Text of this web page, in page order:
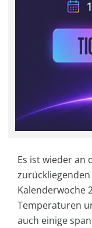
Es ist wieder an
Kalenderwoche
Temperaturen
auch einige